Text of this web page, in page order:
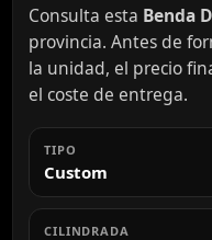
Consulta esta Benda
provincia. Antes de
la unidad, el precio
el coste de entrega.
TIPO
Custom
CILINDRADA